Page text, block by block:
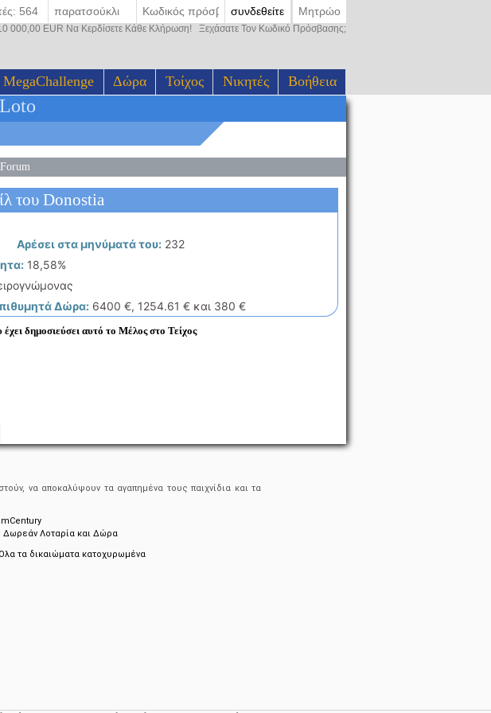
MegaChallenge Δώρα Τοίχος Νικητές Βοήθεια
564 συνδεθείτε Μητρώο
000,00 EUR Να Κερδίσετε Κάθε Κλήρωση! Ξεχάσατε Τον Κωδικό Πρόσβασης;
Forum
του Donostia
Αρέσει στα μηνύματά του:232
18,58%
Δώρα:6400 €, 1254.61 € και 380 €
δημοσιεύσει αυτό το Μέλος στο Τείχος
να αποκαλύψουν τα αγαπημένα τους παιχνίδια και τα
Λοταρία και Δώρα
τα δικαιώματα κατοχυρωμένα